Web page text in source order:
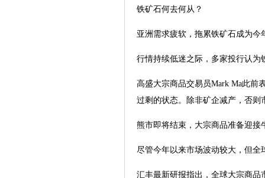
铁矿石何去何从？
亚洲需求疲软，拖累铁矿石成为
行情持续低迷之际，多家投行认为
高盛大宗商品交易员Mark Ma此前
过剩的状态。除非矿企减产，否则
熊市即将结束，大宗商品准备迎接
尽管今年以来市场波动较大，但
汇丰最新研报指出，全球大宗商品